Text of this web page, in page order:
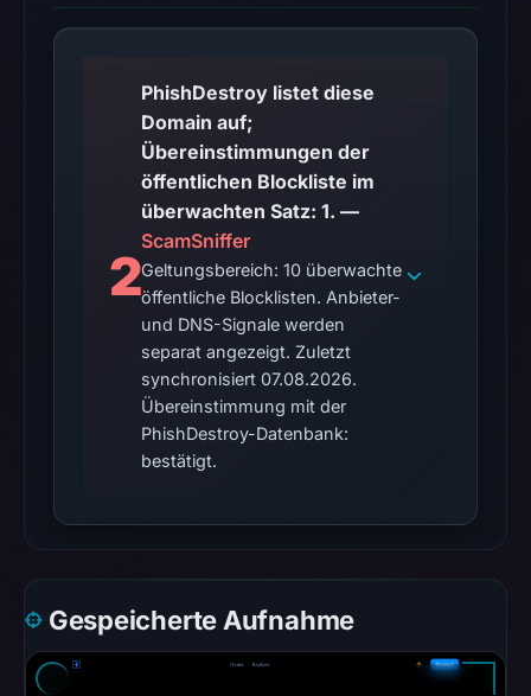
2026
UTC,
so
content
was
unavailable
at
the
checked
location.
This
does
not
Google
Safe
2
PhishDestroy listet diese
Domain auf;
Übereinstimmungen der
öffentlichen Blockliste im
überwachten Satz: 1. —
ScamSniffer
Geltungsbereich: 10 überwachte
öffentliche Blocklisten. Anbieter-
und DNS-Signale werden
separat angezeigt. Zuletzt
synchronisiert 07.08.2026.
Übereinstimmung mit der
PhishDestroy-Datenbank:
bestätigt.
Gespeicherte Aufnahme